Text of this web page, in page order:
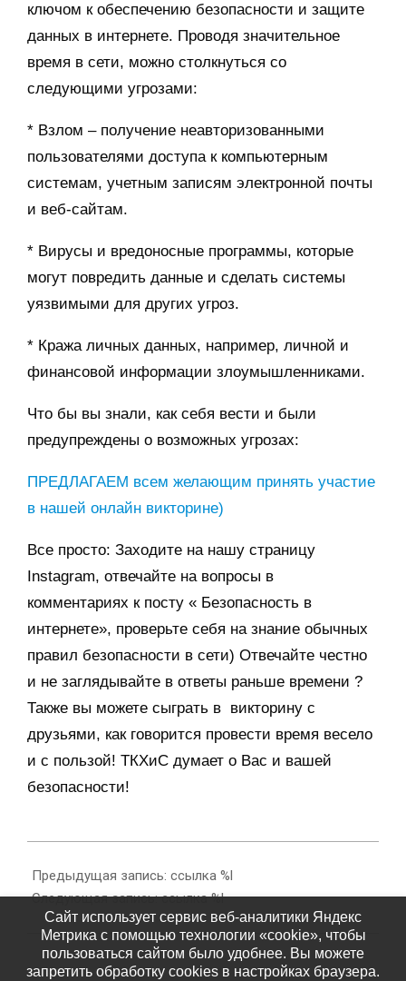
ключом к обеспечению безопасности и защите
данных в интернете. Проводя значительное
время в сети, можно столкнуться со
следующими угрозами:
* Взлом – получение неавторизованными
пользователями доступа к компьютерным
системам, учетным записям электронной почты
и веб-сайтам.
* Вирусы и вредоносные программы, которые
могут повредить данные и сделать системы
уязвимыми для других угроз.
* Кража личных данных, например, личной и
финансовой информации злоумышленниками.
Что бы вы знали, как себя вести и были
предупреждены о возможных угрозах:
ПРЕДЛАГАЕМ всем желающим принять участие
в нашей онлайн викторине)
Все просто: Заходите на нашу страницу
Instagram, отвечайте на вопросы в
комментариях к посту « Безопасность в
интернете», проверьте себя на знание обычных
правил безопасности в сети) Отвечайте честно
и не заглядывайте в ответы раньше времени ?
Также вы можете сыграть в викторину с
друзьями, как говорится провести время весело
и с пользой! ТКХиС думает о Вас и вашей
безопасности!
10-
29
Предыдущая запись: ссылка %l
Следующая запись: ссылка %l
Сайт использует сервис веб-аналитики Яндекс
Метрика с помощью технологии «cookie», чтобы
пользоваться сайтом было удобнее. Вы можете
запретить обработку cookies в настройках браузера.